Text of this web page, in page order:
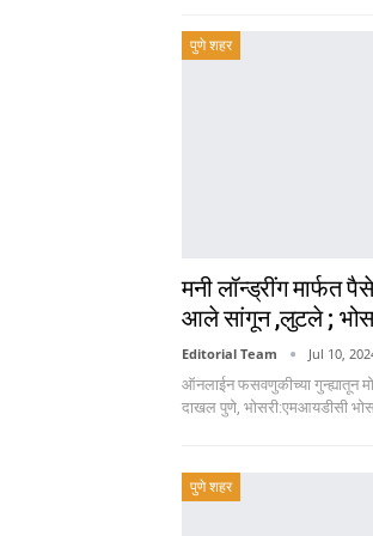
पुणे शहर
मनी लॉन्ड्रींग मार्फत
आले सांगून ,लुटले ;
Editorial Team Jul 10,
ऑनलाईन फसवणुकीच्या गुन्ह्यातून
दाखल पुणे, भोसरी:एमआयडीसी
पुणे शहर